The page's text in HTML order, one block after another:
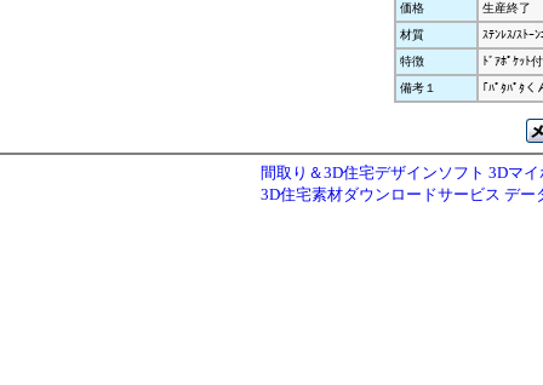
価格
生産終了
材質
ｽﾃﾝﾚｽ/ｽﾄｰ
特徴
ﾄﾞｱﾎﾟｹｯﾄ
備考１
｢ﾊﾟﾀﾊﾟﾀ
間取り＆3D住宅デザインソフト 3Dマ
3D住宅素材ダウンロードサービス デー